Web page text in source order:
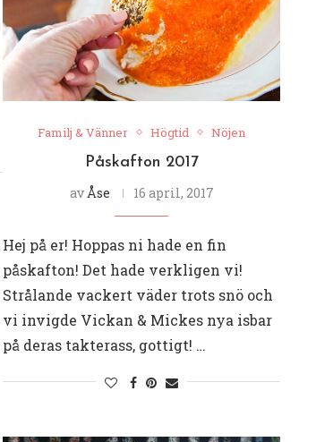
Familj & Vänner Högtid Nöjen
Påskafton 2017
avÅse 16 april, 2017
Hej på er! Hoppas ni hade en fin
påskafton! Det hade verkligen vi!
Strålande vackert väder trots snö och
vi invigde Vickan & Mickes nya isbar
på deras takterass, gottigt! …